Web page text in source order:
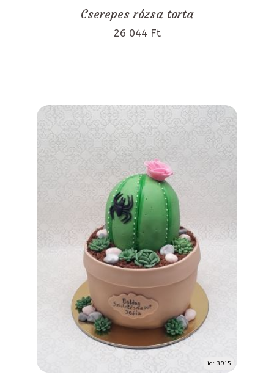
Cserepes rózsa torta
26 044 Ft
id: 3915